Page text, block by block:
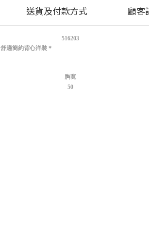
送貨及付款方式 顧客
516203
舒適簡約背心洋裝＊
胸寬
50